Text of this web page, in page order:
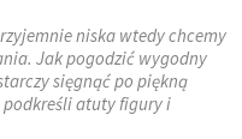
niska wtedy chcemy
Jak pogodzić wygodny
sięgnąć po piękną
atuty figury i